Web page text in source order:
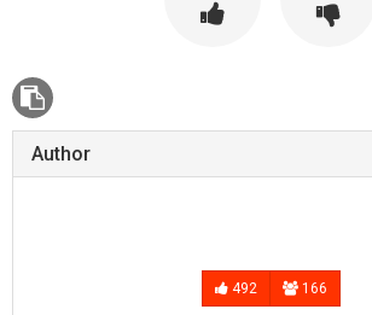
Author
492 166